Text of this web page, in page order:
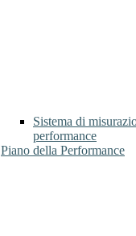
Sistema di
performance
Piano della Performance